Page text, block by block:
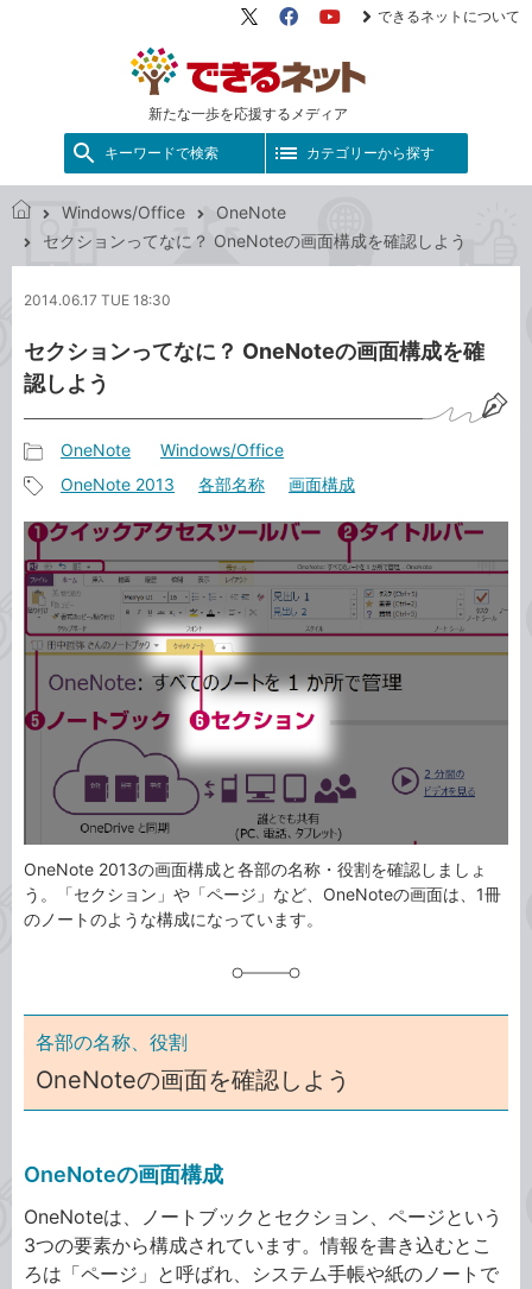
新たな一歩を応援するメディア
X（旧
FacebookYouTube
できるネットについて
キーワードで検索 カテゴリーから探す
ネ
ト
Windows/Office
OneNote
セクションってなに？ OneNoteの画面構成を確認しよう
2014.06.17 TUE 18:30
セクションってなに？ OneNoteの画面構成を確
認しよう
事
カ
テ
ゴ
リ
OneNote Windows/Office
事
タ
グ
OneNote 2013 各部名称 画面構成
OneNote 2013の画面構成と各部の名称・役割を確認しましょ
う。「セクション」や「ページ」など、OneNoteの画面は、1冊
のノートのような構成になっています。
各部の名称、役割
OneNoteの画面を確認しよう
OneNoteの画面構成
OneNoteは、ノートブックとセクション、ページという
3つの要素から構成されています。情報を書き込むとこ
ろは「ページ」と呼ばれ、システム手帳や紙のノートで